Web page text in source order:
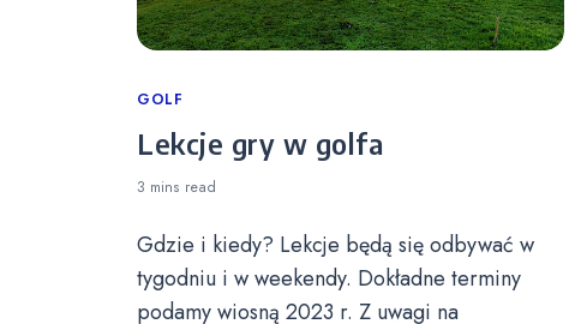
Categories
GOLF
Lekcje gry w golfa
3 mins read
Gdzie i kiedy? Lekcje będą się odbywać w
tygodniu i w weekendy. Dokładne terminy
podamy wiosną 2023 r. Z uwagi na